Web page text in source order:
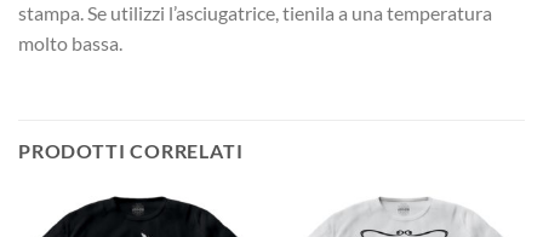
stampa. Se utilizzi l’asciugatrice, tienila a una temperatura
molto bassa.
PRODOTTI CORRELATI